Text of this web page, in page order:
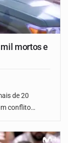
mortos e
de 20
conflito…